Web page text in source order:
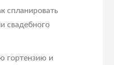
спланировать
свадебного
гортензию и